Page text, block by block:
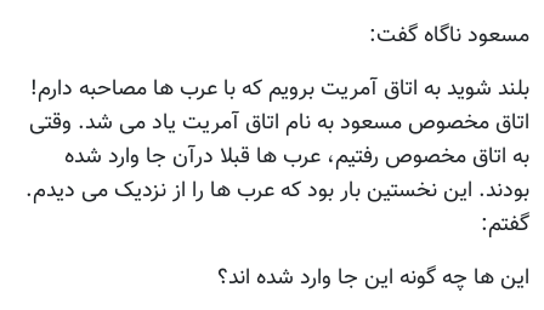
مسعود ناگاه گفت:
بلند شوید به اتاق آمریت برویم که با عرب ها مصاحبه دارم!
اتاق مخصوص مسعود به نام اتاق آمریت یاد می شد. وقتی
به اتاق مخصوص رفتیم، عرب ها قبلا درآن جا وارد شده
بودند. این نخستین بار بود که عرب ها را از نزدیک می دیدم.
گفتم:
این ها چه گونه این جا وارد شده اند؟